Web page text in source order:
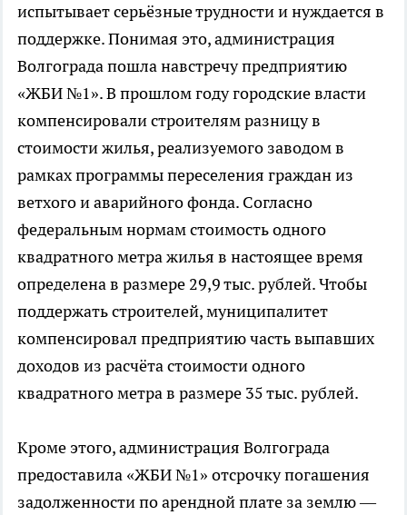
испытывает серьёзные трудности и нуждается в
поддержке. Понимая это, администрация
Волгограда пошла навстречу предприятию
«ЖБИ №1». В прошлом году городские власти
компенсировали строителям разницу в
стоимости жилья, реализуемого заводом в
рамках программы переселения граждан из
ветхого и аварийного фонда. Согласно
федеральным нормам стоимость одного
квадратного метра жилья в настоящее время
определена в размере 29,9 тыс. рублей. Чтобы
поддержать строителей, муниципалитет
компенсировал предприятию часть выпавших
доходов из расчёта стоимости одного
квадратного метра в размере 35 тыс. рублей.
Кроме этого, администрация Волгограда
предоставила «ЖБИ №1» отсрочку погашения
задолженности по арендной плате за землю —